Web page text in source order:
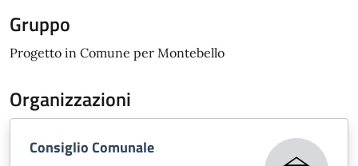
Gruppo
Progetto in Comune per Montebello
Organizzazioni
Consiglio Comunale